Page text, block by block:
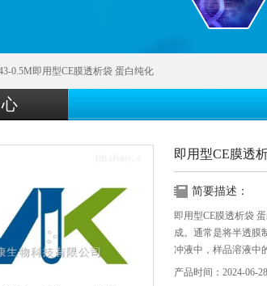
0.5M即用型CE膜透析袋 蛋白纯化
即用型CE膜透
简要描述：
即用型CE膜透析袋
成。通常是将半透膜
冲液中，样品溶液中
物质不断扩散透析到
产品时间：2024-06-28